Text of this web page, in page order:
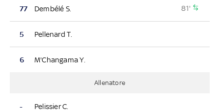
77 Dembélé S. 81'
5 Pellenard T.
6 M'Changama Y.
Allenatore
- Pelissier C.